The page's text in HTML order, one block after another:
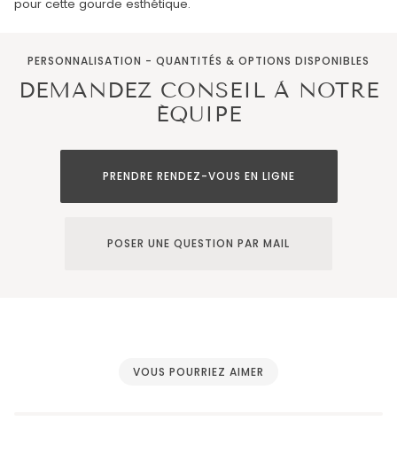
pour cette gourde esthétique.
PERSONNALISATION - QUANTITÉS & OPTIONS DISPONIBLES
DEMANDEZ CONSEIL À NOTRE
ÉQUIPE
PRENDRE RENDEZ-VOUS EN LIGNE
POSER UNE QUESTION PAR MAIL
VOUS POURRIEZ AIMER